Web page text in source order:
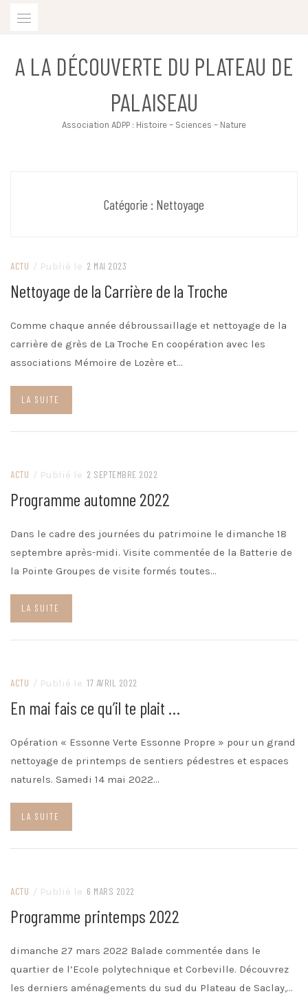
A LA DÉCOUVERTE DU PLATEAU DE
PALAISEAU
Association ADPP : Histoire – Sciences – Nature
Catégorie : Nettoyage
ACTU / Publié le 2 MAI 2023
Nettoyage de la Carrière de la Troche
Comme chaque année débroussaillage et nettoyage de la
carrière de grès de La Troche En coopération avec les
associations Mémoire de Lozère et…
LA SUITE
ACTU / Publié le 2 SEPTEMBRE 2022
Programme automne 2022
Dans le cadre des journées du patrimoine le dimanche 18
septembre après-midi. Visite commentée de la Batterie de
la Pointe Groupes de visite formés toutes…
LA SUITE
ACTU / Publié le 17 AVRIL 2022
En mai fais ce qu’il te plait …
Opération « Essonne Verte Essonne Propre » pour un grand
nettoyage de printemps de sentiers pédestres et espaces
naturels. Samedi 14 mai 2022…
LA SUITE
ACTU / Publié le 6 MARS 2022
Programme printemps 2022
dimanche 27 mars 2022 Balade commentée dans le
quartier de l’Ecole polytechnique et Corbeville. Découvrez
les derniers aménagements du sud du Plateau de Saclay,…